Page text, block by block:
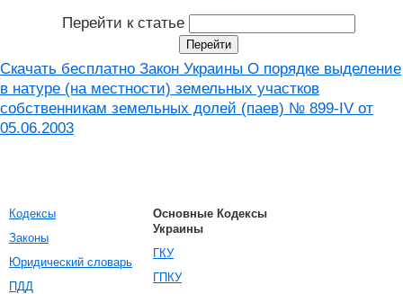
Перейти к статье
Скачать бесплатно Закон Украины О порядке выделение
в натуре (на местности) земельных участков
собственникам земельных долей (паев) № 899-IV от
05.06.2003
Кодексы
Законы
Юридический словарь
ПДД
Основные Кодексы
Украины
ГКУ
ГПКУ